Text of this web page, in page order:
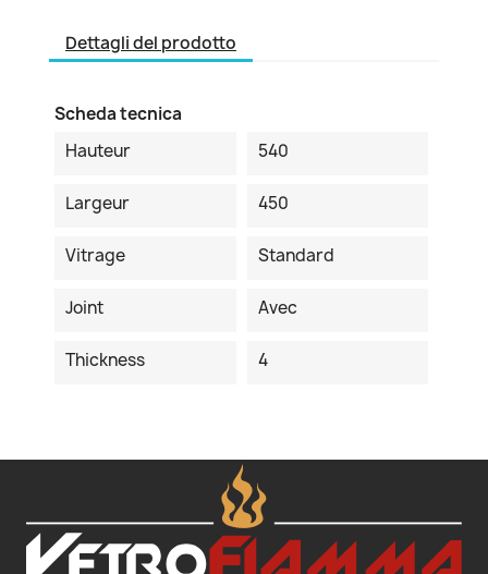
Dettagli del prodotto
Scheda tecnica
Hauteur
540
Largeur 450
Vitrage Standard
Joint Avec
Thickness 4